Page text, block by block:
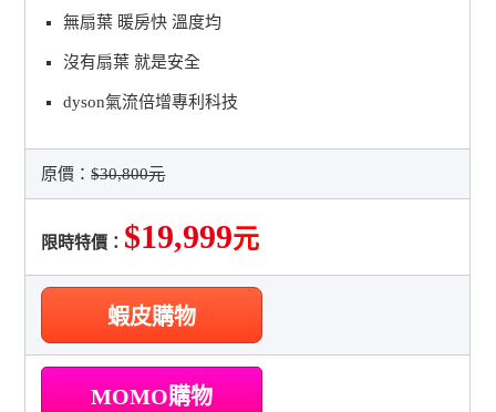
無扇葉 暖房快 溫度均
沒有扇葉 就是安全
dyson氣流倍增專利科技
原價：$30,800元
限時特價： $19,999元
蝦皮購物
MOMO購物